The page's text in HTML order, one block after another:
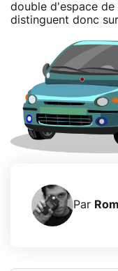
double d'espace de
distinguent donc
Par